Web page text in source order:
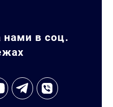
нами в соц.